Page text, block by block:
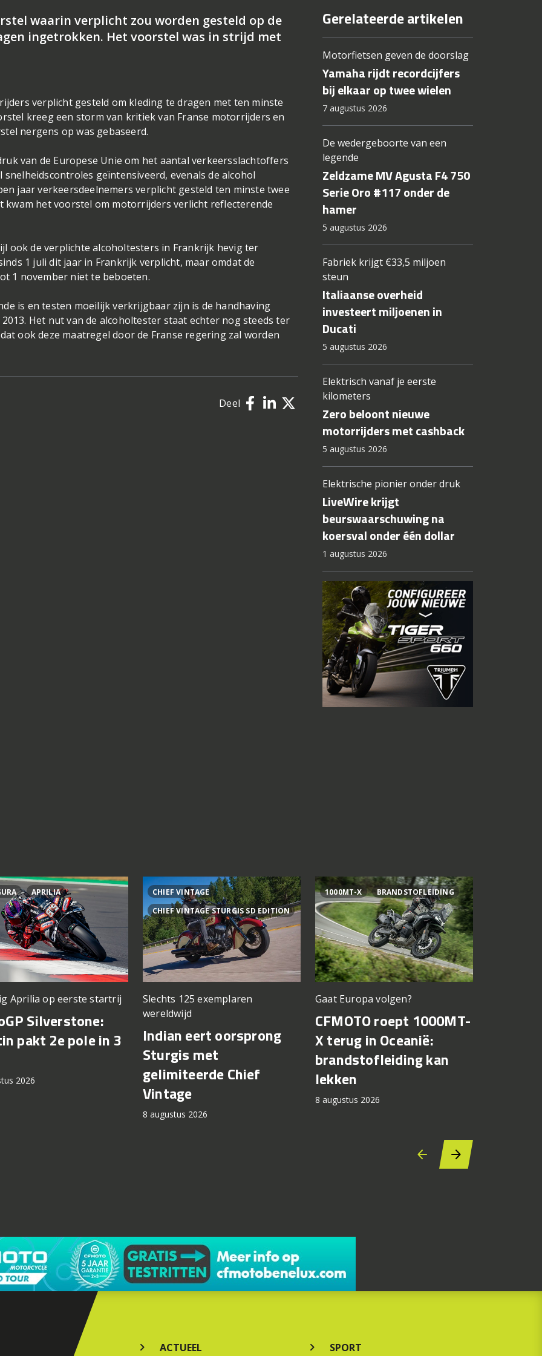
waarin verplicht zou worden gesteld op de
ingetrokken. Het voorstel was in strijd met
verplicht gesteld om kleding te dragen met ten minste
kreeg een storm van kritiek van Franse motorrijders en
nergens op was gebaseerd.
van de Europese Unie om het aantal verkeersslachtoffers
geïntensiveerd, evenals de alcohol
jaar verkeersdeelnemers verplicht gesteld ten minste twee
kwam het voorstel om motorrijders verlicht reflecterende
ook de verplichte alcoholtesters in Frankrijk hevig ter
1 juli dit jaar in Frankrijk verplicht, maar omdat de
1 november niet te beboeten.
is en testen moeilijk verkrijgbaar zijn is de handhaving
Het nut van de alcoholtester staat echter nog steeds ter
ook deze maatregel door de Franse regering zal worden
Deel
Gerelateerde artikelen
Motorfietsen geven de doorslag
Yamaha rijdt recordcijfers
bij elkaar op twee wielen
7 augustus 2026
De wedergeboorte van een
legende
Zeldzame MV Agusta F4 750
Serie Oro #117 onder de
hamer
5 augustus 2026
Fabriek krijgt €33,5 miljoen
steun
Italiaanse overheid
investeert miljoenen in
Ducati
5 augustus 2026
Elektrisch vanaf je eerste
kilometers
Zero beloont nieuwe
motorrijders met cashback
5 augustus 2026
Elektrische pionier onder druk
LiveWire krijgt
beurswaarschuwing na
koersval onder één dollar
1 augustus 2026
APRILIA
Aprilia op eerste startrij
Silverstone:
pakt 2e pole in 3
2026
CHIEF VINTAGE
CHIEF VINTAGE STURGIS SD EDITION
Slechts 125 exemplaren
wereldwijd
Indian eert oorsprong
Sturgis met
gelimiteerde Chief
Vintage
8 augustus 2026
1000MT-X BRANDSTOFLEIDING
Gaat Europa volgen?
CFMOTO roept 1000MT-
X terug in Oceanië:
brandstofleiding kan
lekken
8 augustus 2026
ACTUEEL SPORT